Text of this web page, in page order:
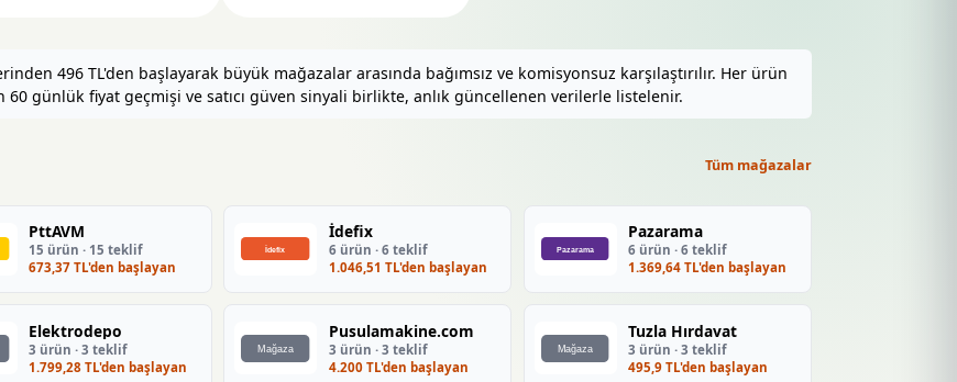
496 TL'den başlayarak büyük mağazalar arasında bağımsız ve komisyonsuz karşılaştırılır. Her ürün
günlük fiyat geçmişi ve satıcı güven sinyali birlikte, anlık güncellenen verilerle listelenir.
Tüm mağazalar
PttAVM
15 ürün · 15 teklif
673,37 TL'den başlayan
İdefix
6 ürün · 6 teklif
1.046,51 TL'den başlayan
Pazarama
6 ürün · 6 teklif
1.369,64 TL'den başlayan
Elektrodepo
3 ürün · 3 teklif
1.799,28 TL'den başlayan
Pusulamakine.com
3 ürün · 3 teklif
4.200 TL'den başlayan
Tuzla Hırdavat
3 ürün · 3 teklif
495,9 TL'den başlayan